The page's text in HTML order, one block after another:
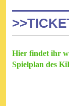
Hier findet ihr
Spielplan des